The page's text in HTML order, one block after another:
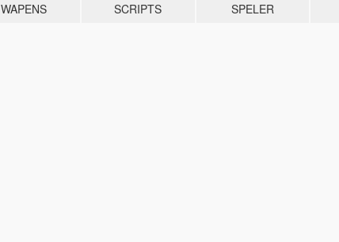
WAPENS SCRIPTS SPELER